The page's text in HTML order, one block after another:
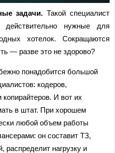
задачи. Такой специалист
нужные для
хотелок. Сокращаются
— разве это не здорово?
понадобится большой
кодеров,
И вот их
в штат. При хорошем
любой объем работы
он составит ТЗ,
распределит нагрузку и